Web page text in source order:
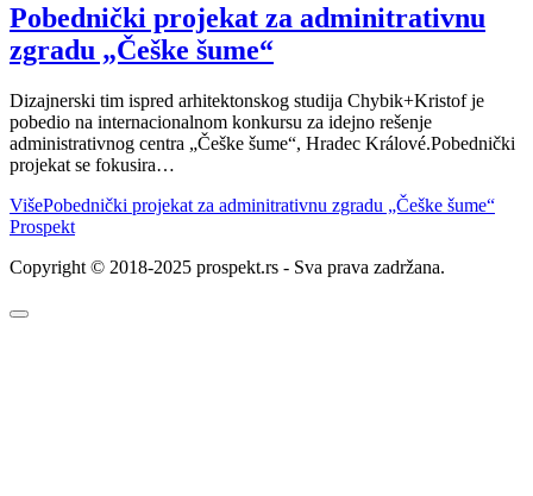
Pobednički projekat za adminitrativnu
zgradu „Češke šume“
Dizajnerski tim ispred arhitektonskog studija Chybik+Kristof je
pobedio na internacionalnom konkursu za idejno rešenje
administrativnog centra „Češke šume“, Hradec Králové.Pobednički
projekat se fokusira…
VišePobednički projekat za adminitrativnu zgradu „Češke šume“
Prospekt
Copyright © 2018-2025 prospekt.rs - Sva prava zadržana.